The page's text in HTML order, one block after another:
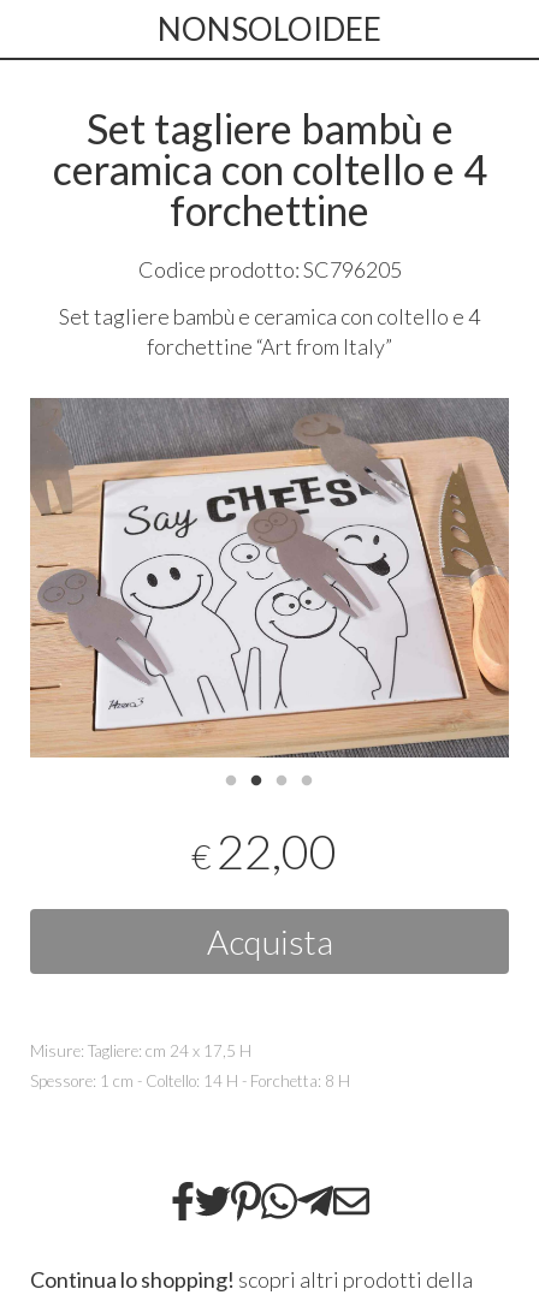
NONSOLOIDEE
Set tagliere bambù e
ceramica con coltello e 4
forchettine
Codice prodotto: SC796205
Set tagliere bambù e ceramica con coltello e 4
forchettine “Art from Italy”
€ 22,00
Acquista
Misure: Tagliere: cm 24 x 17,5 H
Spessore: 1 cm - Coltello: 14 H - Forchetta: 8 H
Continua lo shopping! scopri altri prodotti della